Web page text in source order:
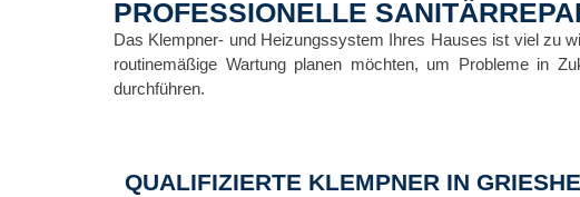
PROFESSIONELLE
Das Klempner- und Heizungssystem Ihres Hauses ist viel zu
routinemäßige Wartung planen möchten, um Probleme in
durchführen.
QUALIFIZIERTE KLEMPNER IN